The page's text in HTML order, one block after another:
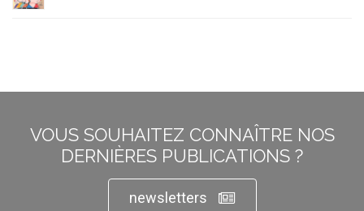
VOUS SOUHAITEZ CONNAÎTRE NOS
DERNIÈRES PUBLICATIONS ?
newsletters